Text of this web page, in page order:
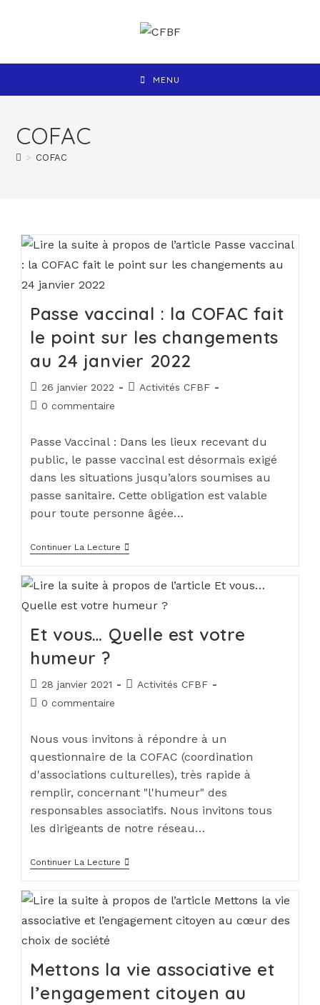
MENU
COFAC
> COFAC
Passe vaccinal : la COFAC fait
le point sur les changements
au 24 janvier 2022
26 janvier 2022
Activités CFBF
0 commentaire
Passe Vaccinal : Dans les lieux recevant du
public, le passe vaccinal est désormais exigé
dans les situations jusqu’alors soumises au
passe sanitaire. Cette obligation est valable
pour toute personne âgée…
Continuer La Lecture
Et vous… Quelle est votre
humeur ?
28 janvier 2021
Activités CFBF
0 commentaire
Nous vous invitons à répondre à un
questionnaire de la COFAC (coordination
d'associations culturelles), très rapide à
remplir, concernant "l'humeur" des
responsables associatifs. Nous invitons tous
les dirigeants de notre réseau…
Continuer La Lecture
Mettons la vie associative et
l’engagement citoyen au